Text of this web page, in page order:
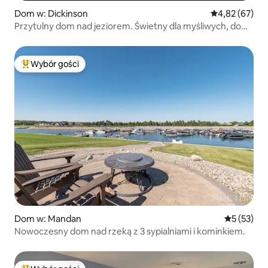
Dom w: Dickinson Średnia
4,82 (67)
Przytulny dom nad jeziorem. Świetny dla myśliwych, do
Najpopularniejsze z kategorii Wybór gości
Wybór gości
Dom w: Mandan Średnia
5 (53)
Nowoczesny dom nad rzeką z 3 sypialniami i kominkiem.